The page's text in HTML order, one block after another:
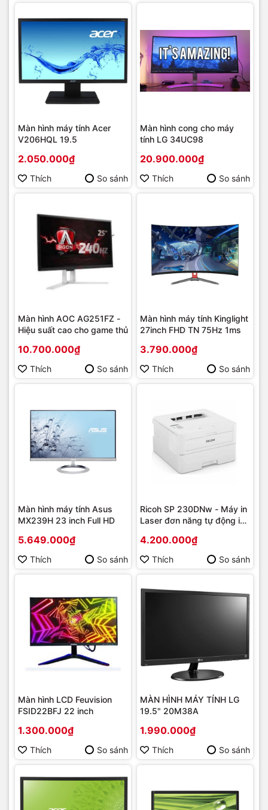
Màn hình máy tính Acer
V206HQL 19.5
2.050.000₫
Thích So sánh
Màn hình cong cho máy
tính LG 34UC98
20.900.000₫
Thích So sánh
Màn hình AOC AG251FZ -
Hiệu suất cao cho game thủ
10.700.000₫
Thích So sánh
Màn hình máy tính Kinglight
27inch FHD TN 75Hz 1ms
3.790.000₫
Thích So sánh
Màn hình máy tính Asus
MX239H 23 inch Full HD
5.649.000₫
Thích So sánh
Ricoh SP 230DNw - Máy in
Laser đơn năng tự động in
4.200.000₫
Thích So sánh
Màn hình LCD Feuvision
FSID22BFJ 22 inch
1.300.000₫
Thích So sánh
MÀN HÌNH MÁY TÍNH LG
19.5" 20M38A
1.990.000₫
Thích So sánh